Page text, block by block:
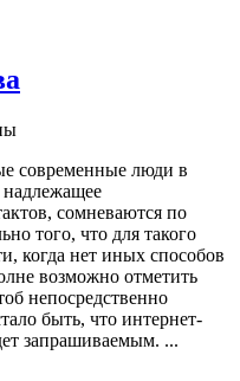
современные люди в
сомневаются по
того, что для такого
когда нет иных способов
возможно отметить
непосредственно
быть, что интернет-
запрашиваемым. ...